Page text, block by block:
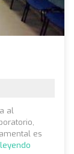
al
es